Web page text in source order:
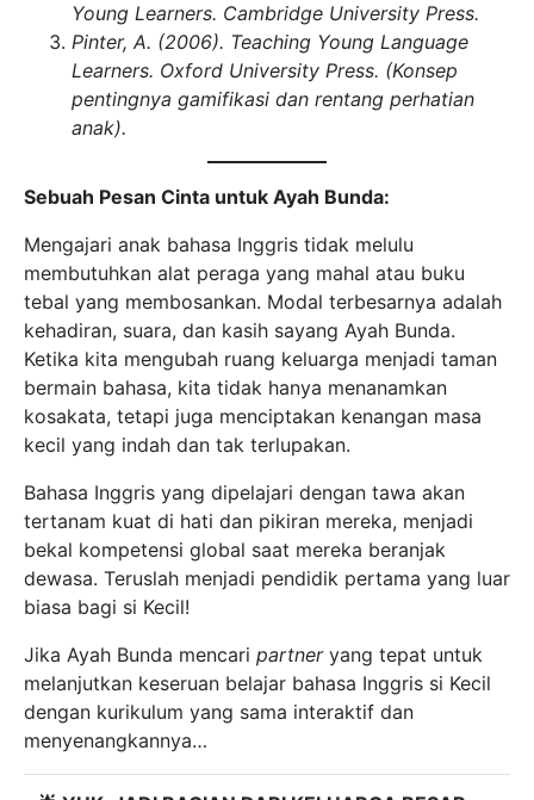
Young Learners. Cambridge University Press.
Pinter, A. (2006). Teaching Young Language
Learners. Oxford University Press. (Konsep
pentingnya gamifikasi dan rentang perhatian
anak).
Sebuah Pesan Cinta untuk Ayah Bunda:
Mengajari anak bahasa Inggris tidak melulu
membutuhkan alat peraga yang mahal atau buku
tebal yang membosankan. Modal terbesarnya adalah
kehadiran, suara, dan kasih sayang Ayah Bunda.
Ketika kita mengubah ruang keluarga menjadi taman
bermain bahasa, kita tidak hanya menanamkan
kosakata, tetapi juga menciptakan kenangan masa
kecil yang indah dan tak terlupakan.
Bahasa Inggris yang dipelajari dengan tawa akan
tertanam kuat di hati dan pikiran mereka, menjadi
bekal kompetensi global saat mereka beranjak
dewasa. Teruslah menjadi pendidik pertama yang luar
biasa bagi si Kecil!
Jika Ayah Bunda mencari partneryang tepat untuk
melanjutkan keseruan belajar bahasa Inggris si Kecil
dengan kurikulum yang sama interaktif dan
menyenangkannya…